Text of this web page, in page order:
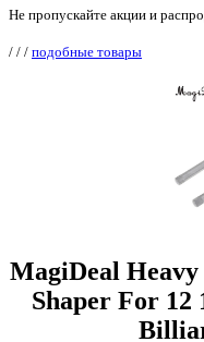
Не пропускайте акции и
/ / / подобные товары
MagiDeal
Shaper For 12